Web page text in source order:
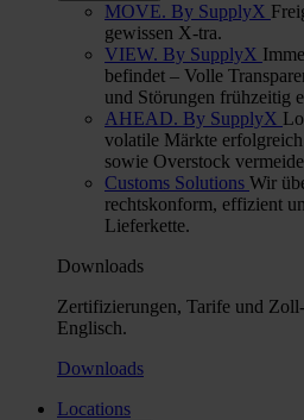
MOVE. By SupplyX
gewissen X-tra.
VIEW. By SupplyX
befindet – Volle
und Störungen frühzeitig
AHEAD. By SupplyX
volatile Märkte
sowie Overstock
Customs Solutions Wir
rechtskonform, effizient
Lieferkette.
Downloads
Zertifizierungen, Tarife und
Englisch.
Downloads
Locations